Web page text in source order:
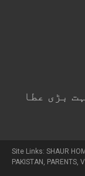
بڑی عطا
Site Links: SHAUR
PAKISTAN , PARENTS,